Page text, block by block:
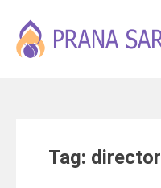
content
Tag: director